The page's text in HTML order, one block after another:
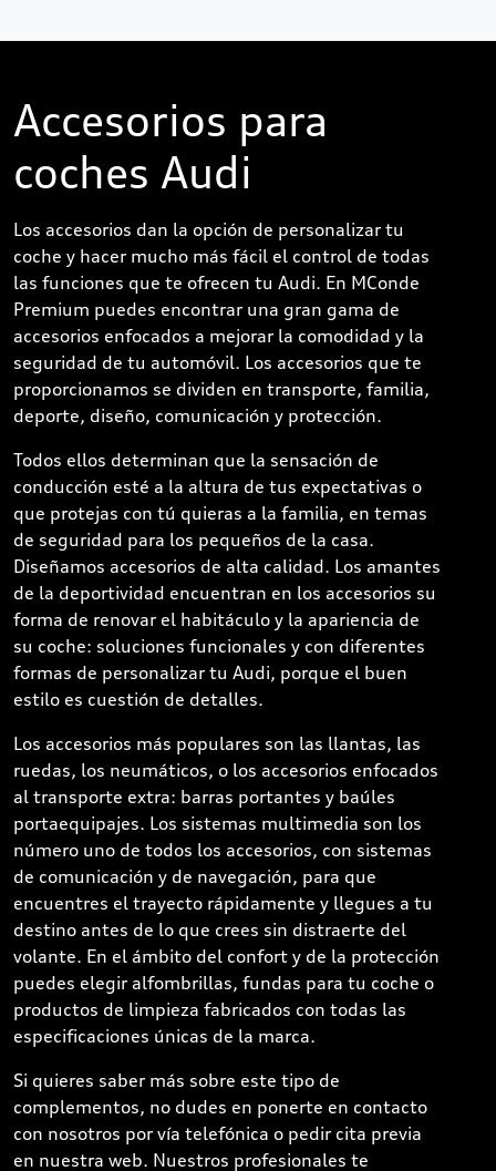
Accesorios para
coches Audi
Los accesorios dan la opción de personalizar tu
coche y hacer mucho más fácil el control de todas
las funciones que te ofrecen tu Audi. En MConde
Premium puedes encontrar una gran gama de
accesorios enfocados a mejorar la comodidad y la
seguridad de tu automóvil. Los accesorios que te
proporcionamos se dividen en transporte, familia,
deporte, diseño, comunicación y protección.
Todos ellos determinan que la sensación de
conducción esté a la altura de tus expectativas o
que protejas con tú quieras a la familia, en temas
de seguridad para los pequeños de la casa.
Diseñamos accesorios de alta calidad. Los amantes
de la deportividad encuentran en los accesorios su
forma de renovar el habitáculo y la apariencia de
su coche: soluciones funcionales y con diferentes
formas de personalizar tu Audi, porque el buen
estilo es cuestión de detalles.
Los accesorios más populares son las llantas, las
ruedas, los neumáticos, o los accesorios enfocados
al transporte extra: barras portantes y baúles
portaequipajes. Los sistemas multimedia son los
número uno de todos los accesorios, con sistemas
de comunicación y de navegación, para que
encuentres el trayecto rápidamente y llegues a tu
destino antes de lo que crees sin distraerte del
volante. En el ámbito del confort y de la protección
puedes elegir alfombrillas, fundas para tu coche o
productos de limpieza fabricados con todas las
especificaciones únicas de la marca.
Si quieres saber más sobre este tipo de
complementos, no dudes en ponerte en contacto
con nosotros por vía telefónica o pedir cita previa
en nuestra web. Nuestros profesionales te